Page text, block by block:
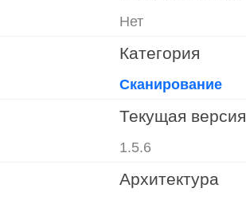
Нет
Категория
Сканирование
Текущая версия
1.5.6
Архитектура